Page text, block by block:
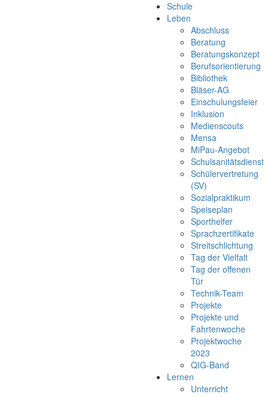
Schule
Leben
Abschluss
Beratung
Beratungskonzept
Berufsorientierung
Bibliothek
Bläser-AG
Einschulungsfeier
Inklusion
Medienscouts
Mensa
MiPau-Angebot
Schulsanitätsdienst
Schülervertretung
(SV)
Sozialpraktikum
Speiseplan
Sporthelfer
Sprachzertifikate
Streitschlichtung
Tag der Vielfalt
Tag der offenen
Tür
Technik-Team
Projekte
Projekte und
Fahrtenwoche
Projektwoche
2023
QIG-Band
Lernen
Unterricht